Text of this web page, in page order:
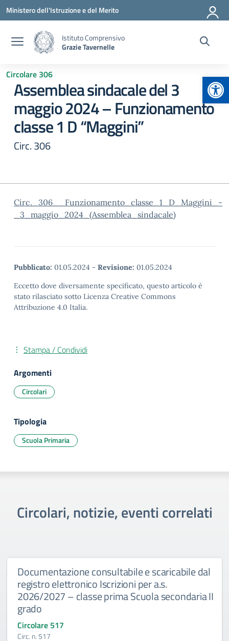
Vai ai contenuti
Vai al menu di navigazione
Vai al footer
Ministero dell'Istruzione e del Merito
Istituto Comprensivo
Grazie Tavernelle
Circolare 306
Assemblea sindacale del 3
maggio 2024 – Funzionamento
classe 1 D “Maggini”
Circ. 306
Circ._306__Funzionamento_classe_1_D_Maggini_-
_3_maggio_2024_(Assemblea_sindacale)
Pubblicato: 01.05.2024 - Revisione: 01.05.2024
Eccetto dove diversamente specificato, questo articolo è
stato rilasciato sotto Licenza Creative Commons
Attribuzione 4.0 Italia.
Stampa / Condividi
Argomenti
Circolari
Tipologia
Scuola Primaria
Circolari, notizie, eventi correlati
Documentazione consultabile e scaricabile dal
registro elettronico Iscrizioni per a.s.
2026/2027 – classe prima Scuola secondaria II
grado
Circolare 517
Circ. n. 517